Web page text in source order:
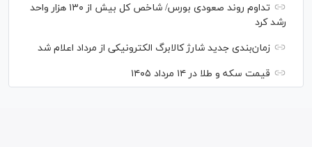
تداوم روند صعودی بورس/ شاخص کل بیش از ۱۳۰ هزار واحد
رشد کرد
زمان‌بندی جدید شارژ کالابرگ الکترونیکی از مرداد اعلام شد
قیمت سکه و طلا در ۱۴ مرداد ۱۴۰۵